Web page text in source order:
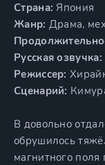
Страна: Япония
Жанр: Драма,
Русская озвучка:
Режиссер:
Сценарий:
В довольно
обрушилось
магнитного